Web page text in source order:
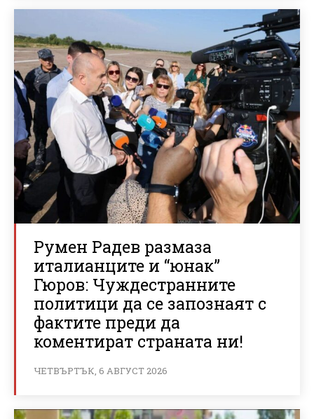
Румен Радев размаза
италианците и “юнак”
Гюров: Чуждестранните
политици да се запознаят с
фактите преди да
коментират страната ни!
ЧЕТВЪРТЪК, 6 АВГУСТ 2026